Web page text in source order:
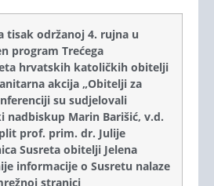
tisak održanoj 4. rujna u
program Trećega
hrvatskih katoličkih obitelji
akcija „Obitelji za
su sudjelovali
nadbiskup Marin Barišić, v.d.
prof. prim. dr. Julije
Susreta obitelji Jelena
informacije o Susretu nalaze
stranici